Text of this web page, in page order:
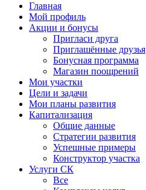
Главная
Мой профиль
Акции и бонусы
Пригласи друга
Приглашённые друзья
Бонусная программа
Магазин поощрений
Мои участки
Цели и задачи
Мои планы развития
Капитализация
Общие данные
Стратегии развития
Успешные примеры
Конструктор участка
Услуги СК
Все